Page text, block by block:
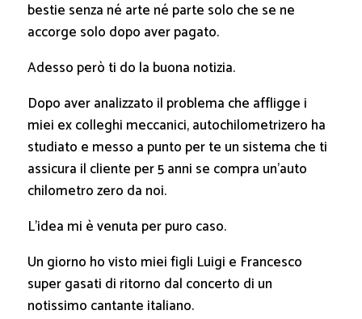
bestie senza né arte né parte solo che se ne
accorge solo dopo aver pagato.
Adesso però ti do la buona notizia.
Dopo aver analizzato il problema che affligge i
miei ex colleghi meccanici, autochilometrizero ha
studiato e messo a punto per te un sistema che ti
assicura il cliente per 5 anni se compra un’auto
chilometro zero da noi.
L’idea mi è venuta per puro caso.
Un giorno ho visto miei figli Luigi e Francesco
super gasati di ritorno dal concerto di un
notissimo cantante italiano.